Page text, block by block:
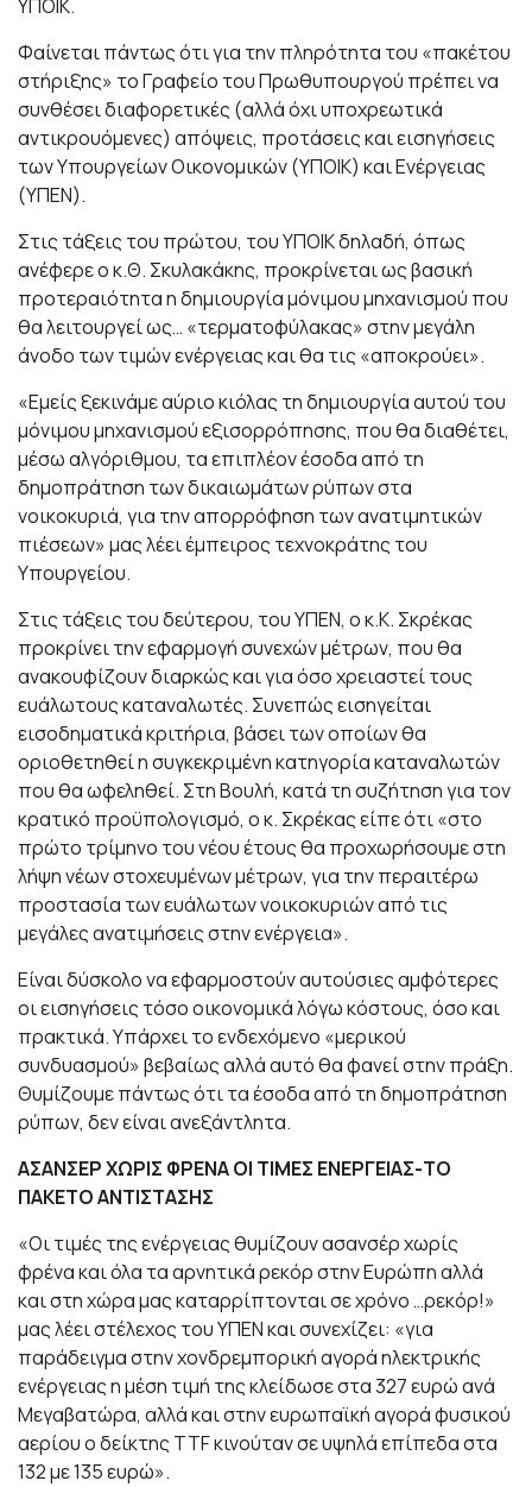
ΥΠΟΙΚ.
Φαίνεται πάντως ότι για την πληρότητα του «πακέτου
στήριξης» το Γραφείο του Πρωθυπουργού πρέπει να
συνθέσει διαφορετικές (αλλά όχι υποχρεωτικά
αντικρουόμενες) απόψεις, προτάσεις και εισηγήσεις
των Υπουργείων Οικονομικών (ΥΠΟΙΚ) και Ενέργειας
(ΥΠΕΝ).
Στις τάξεις του πρώτου, του ΥΠΟΙΚ δηλαδή, όπως
ανέφερε ο κ.Θ. Σκυλακάκης, προκρίνεται ως βασική
προτεραιότητα η δημιουργία μόνιμου μηχανισμού που
θα λειτουργεί ως… «τερματοφύλακας» στην μεγάλη
άνοδο των τιμών ενέργειας και θα τις «αποκρούει».
«Εμείς ξεκινάμε αύριο κιόλας τη δημιουργία αυτού του
μόνιμου μηχανισμού εξισορρόπησης, που θα διαθέτει,
μέσω αλγόριθμου, τα επιπλέον έσοδα από τη
δημοπράτηση των δικαιωμάτων ρύπων στα
νοικοκυριά, για την απορρόφηση των ανατιμητικών
πιέσεων» μας λέει έμπειρος τεχνοκράτης του
Υπουργείου.
Στις τάξεις του δεύτερου, του ΥΠΕΝ, ο κ.Κ. Σκρέκας
προκρίνει την εφαρμογή συνεχών μέτρων, που θα
ανακουφίζουν διαρκώς και για όσο χρειαστεί τους
ευάλωτους καταναλωτές. Συνεπώς εισηγείται
εισοδηματικά κριτήρια, βάσει των οποίων θα
οριοθετηθεί η συγκεκριμένη κατηγορία καταναλωτών
που θα ωφεληθεί. Στη Βουλή, κατά τη συζήτηση για τον
κρατικό προϋπολογισμό, ο κ. Σκρέκας είπε ότι «στο
πρώτο τρίμηνο του νέου έτους θα προχωρήσουμε στη
λήψη νέων στοχευμένων μέτρων, για την περαιτέρω
προστασία των ευάλωτων νοικοκυριών από τις
μεγάλες ανατιμήσεις στην ενέργεια».
Είναι δύσκολο να εφαρμοστούν αυτούσιες αμφότερες
οι εισηγήσεις τόσο οικονομικά λόγω κόστους, όσο και
πρακτικά. Υπάρχει το ενδεχόμενο «μερικού
συνδυασμού» βεβαίως αλλά αυτό θα φανεί στην πράξη.
Θυμίζουμε πάντως ότι τα έσοδα από τη δημοπράτηση
ρύπων, δεν είναι ανεξάντλητα.
ΑΣΑΝΣΕΡ ΧΩΡΙΣ ΦΡΕΝΑ ΟΙ ΤΙΜΕΣ ΕΝΕΡΓΕΙΑΣ-ΤΟ
ΠΑΚΕΤΟ ΑΝΤΙΣΤΑΣΗΣ
«Οι τιμές της ενέργειας θυμίζουν ασανσέρ χωρίς
φρένα και όλα τα αρνητικά ρεκόρ στην Ευρώπη αλλά
και στη χώρα μας καταρρίπτονται σε χρόνο …ρεκόρ!»
μας λέει στέλεχος του ΥΠΕΝ και συνεχίζει: «για
παράδειγμα στην χονδρεμπορική αγορά ηλεκτρικής
ενέργειας η μέση τιμή της κλείδωσε στα 327 ευρώ ανά
Μεγαβατώρα, αλλά και στην ευρωπαϊκή αγορά φυσικού
αερίου ο δείκτης TTF κινούταν σε υψηλά επίπεδα στα
132 με 135 ευρώ».